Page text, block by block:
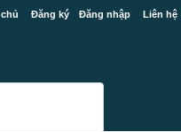
Đăng ký Đăng nhập Liên hệ